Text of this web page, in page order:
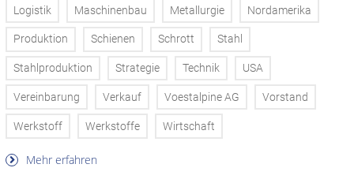
Logistik Maschinenbau Metallurgie Nordamerika
Produktion Schienen Schrott Stahl
Stahlproduktion Strategie Technik USA
Vereinbarung Verkauf Voestalpine AG Vorstand
Werkstoff Werkstoffe Wirtschaft
Mehr erfahren